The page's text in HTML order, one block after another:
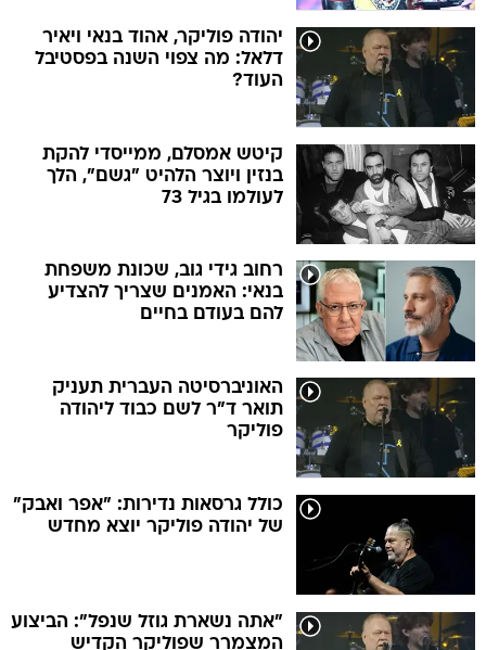
יהודה פוליקר, אהוד בנאי ויאיר
דלאל: מה צפוי השנה בפסטיבל
העוד?
קיטש אמסלם, ממייסדי להקת
בנזין ויוצר הלהיט "גשם", הלך
לעולמו בגיל 73
רחוב גידי גוב, שכונת משפחת
בנאי: האמנים שצריך להצדיע
להם בעודם בחיים
האוניברסיטה העברית תעניק
תואר ד"ר לשם כבוד ליהודה
פוליקר
כולל גרסאות נדירות: "אפר ואבק"
של יהודה פוליקר יוצא מחדש
"אתה נשארת גוזל שנפל": הביצוע
המצמרר שפוליקר הקדיש